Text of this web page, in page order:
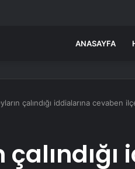
ANASAYFA
çalındığı iddialarına cevaben